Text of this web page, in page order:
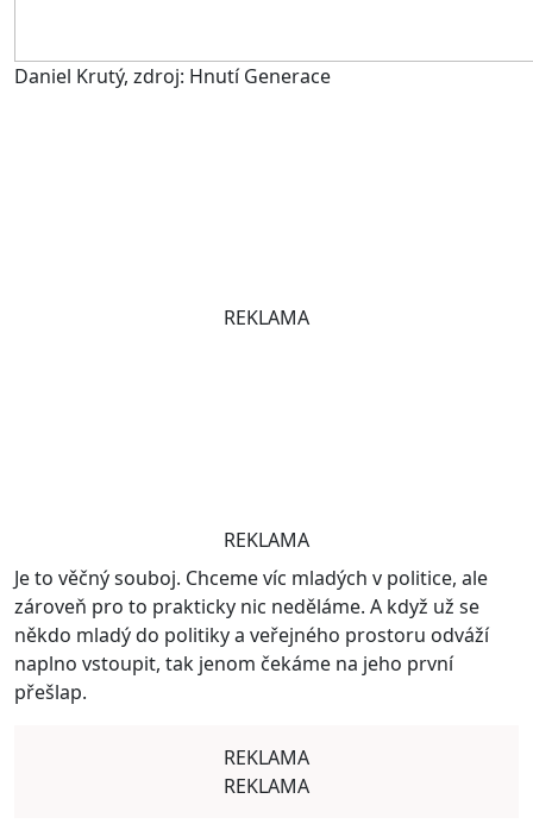
Daniel Krutý, zdroj: Hnutí Generace
REKLAMA
REKLAMA
Je to věčný souboj. Chceme víc mladých v politice, ale
zároveň pro to prakticky nic neděláme. A když už se
někdo mladý do politiky a veřejného prostoru odváží
naplno vstoupit, tak jenom čekáme na jeho první
přešlap.
REKLAMA
REKLAMA